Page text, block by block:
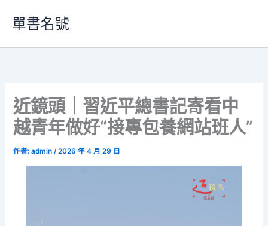
要
單書名號
近鏡頭｜習近平總書記寄看中
越青年做好“接專包養網站班人”
作者:admin/2026 年 4 月 29 日